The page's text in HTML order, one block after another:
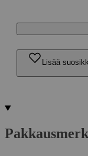
Lisää